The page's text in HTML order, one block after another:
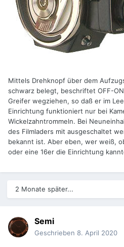
Mittels Drehknopf über dem
schwarz belegt, beschriftet OFF-
Greifer wegziehen, so daß er im
Einrichtung funktioniert nur bei
Wickelzahntrommeln. Bei
des Filmladers mit ausgeschaltet
bekannt ist. Aber eben, wer weiß,
oder eine 16er die Einrichtung
2 Monate später...
Semi
Geschrieben 8. April 2020